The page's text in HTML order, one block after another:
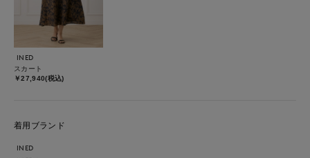
INED
スカート
￥27,940(税込)
着用ブランド
INED